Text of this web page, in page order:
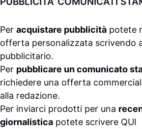
Per acquistare pubblicità potete
offerta personalizzata scrivendo
pubblicitario.
Per pubblicare un comunicato
richiedere una offerta
alla redazione.
Per inviarci prodotti per una
giornalistica potete scrivere QUI